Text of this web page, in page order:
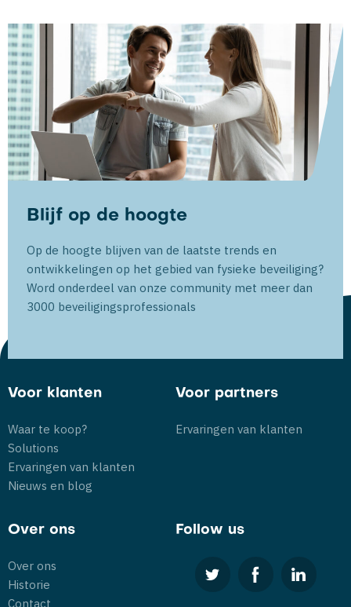
Blijf op de hoogte
Op de hoogte blijven van de laatste trends en
ontwikkelingen op het gebied van fysieke beveiliging?
Word onderdeel van onze community met meer dan
3000 beveiligingsprofessionals
Voor klanten
Waar te koop?
Solutions
Ervaringen van klanten
Nieuws en blog
Voor partners
Ervaringen van klanten
Over ons
Over ons
Historie
Contact
Follow us